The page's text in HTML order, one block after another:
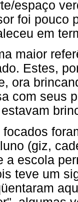
espaço
foi pouco
em
maior
Estes,
ora
com seus
(giz,
a escola
teve um